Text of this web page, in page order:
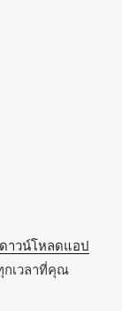
ดาวน์โหลดแอป
กเวลาที่คุณ